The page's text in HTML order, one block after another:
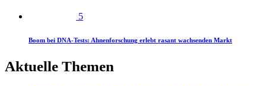
5
Boom bei DNA-Tests: Ahnenforschung erlebt rasant wachsenden Markt
Aktuelle Themen